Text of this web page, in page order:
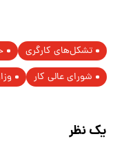
تشکل‌های کارگری
شورای عالی کار
یک نظر